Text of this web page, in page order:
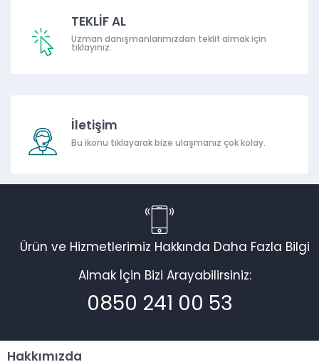
TEKLİF AL
Uzman danışmanlarımızdan teklif almak için
tıklayınız.
İletişim
Bu ikonu tıklayarak bize ulaşmanız çok kolay.
Ürün ve Hizmetlerimiz Hakkında Daha Fazla Bilgi
Almak İçin Bizi Arayabilirsiniz:
0850 241 00 53
Hakkımızda